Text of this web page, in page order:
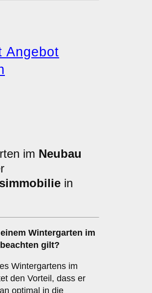
im Neubau
in
Wintergarten im
gilt?
Wintergartens im
den Vorteil, dass er
optimal in die